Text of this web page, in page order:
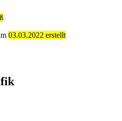
03.03.2022 erstellt